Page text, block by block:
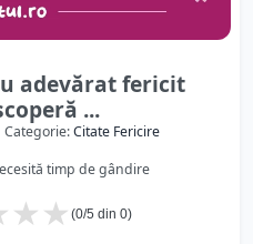
adevărat fericit
...
Citate Fericire
timp de gândire
★
★ (0/5 din 0)